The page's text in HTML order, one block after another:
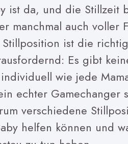
ist da, und die
manchmal auch voller
ist die
Es gibt
wie jede
echter Gamechanger
verschiedene
helfen können und